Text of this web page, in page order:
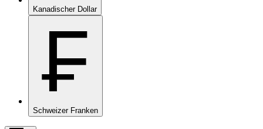
Kanadischer Dollar
₣
Schweizer Franken